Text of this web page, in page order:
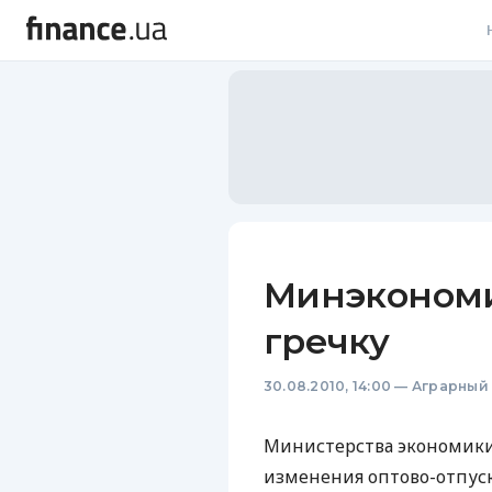
гречку
30.08.2010, 14:00 — Аграрный
Министерства
изменения оптово-